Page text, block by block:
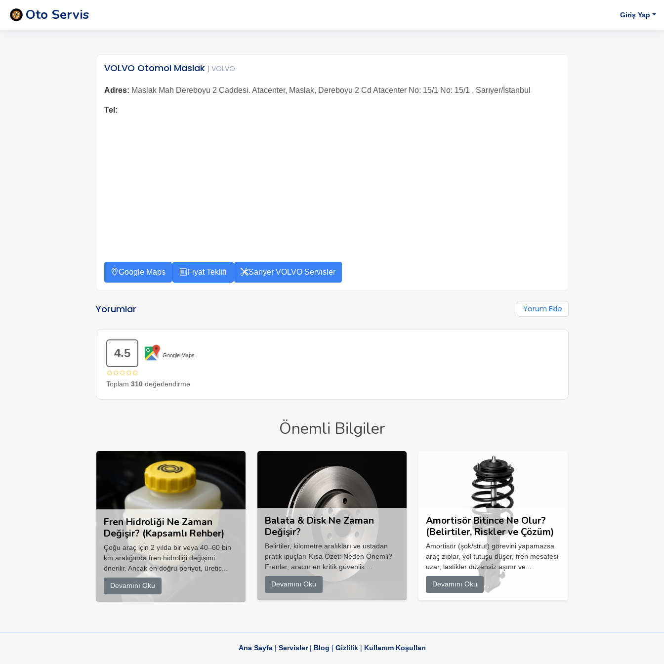
Oto Servis Giriş Yap
VOLVO Otomol Maslak | VOLVO
Adres: Maslak Mah Dereboyu 2 Caddesi. Atacenter, Maslak, Dereboyu 2 Cd Atacenter No: 15/1 No: 15/1 , Sarıyer/İstanbul
Tel:
Google Maps Fiyat Teklifi Sarıyer VOLVO Servisler
Yorumlar Yorum Ekle
4.5 Google Maps
✩✩✩✩✩
Toplam 310değerlendirme
Önemli Bilgiler
Fren Hidroliği Ne Zaman
Değişir? (Kapsamlı Rehber)
Çoğu araç için 2 yılda bir veya 40–60 bin
km aralığında fren hidroliği değişimi
önerilir. Ancak en doğru periyot, üretic...
Devamını Oku
Balata & Disk Ne Zaman
Değişir?
Belirtiler, kilometre aralıkları ve ustadan
pratik ipuçları Kısa Özet: Neden Önemli?
Frenler, aracın en kritik güvenlik ...
Devamını Oku
Amortisör Bitince Ne Olur?
(Belirtiler, Riskler ve Çözüm)
Amortisör (şok/strut) görevini yapamazsa
araç zıplar, yol tutuşu düşer, fren mesafesi
uzar, lastikler düzensiz aşınır ve...
Devamını Oku
Ana Sayfa| Servisler| Blog | Gizlilik| Kullanım Koşulları